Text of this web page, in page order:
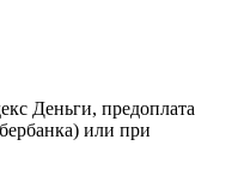
Деньги, предоплата
или при